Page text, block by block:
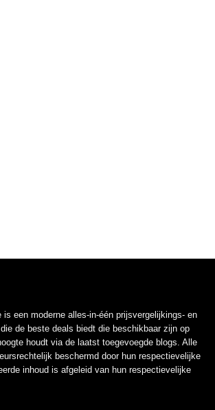
is een moderne alles-in-één prijsvergelijkings- en
de beste deals biedt die beschikbaar zijn op
houdt via de laatst toegevoegde blogs. Alle
beschermd door hun respectievelijke
inhoud is afgeleid van hun respectievelijke